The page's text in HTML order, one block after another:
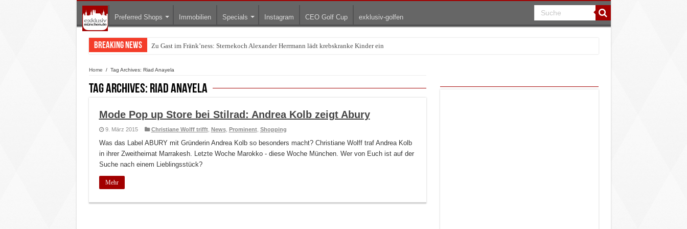
Preferred Shops Immobilien Specials Instagram CEO Golf Cup exklusiv-golfen
Breaking News Zu Gast im Fränk’ness: Sternekoch Alexander Herrmann lädt krebskranke Kinder ein
Home / Tag Archives: Riad Anayela
Tag Archives: Riad Anayela
Mode Pop up Store bei Stilrad: Andrea Kolb zeigt Abury
9. März 2015 Christiane Wolff trifft, News, Prominent, Shopping
Was das Label ABURY mit Gründerin Andrea Kolb so besonders macht? Christiane Wolff traf Andrea Kolb
in ihrer Zweitheimat Marrakesh. Letzte Woche Marokko - diese Woche München. Wer von Euch ist auf der
Suche nach einem Lieblingsstück?
Mehr